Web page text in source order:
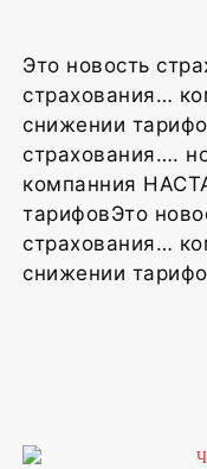
Это новость
страхования…
снижении
страхования….
компанния
тарифовЭто
страхования…
снижении